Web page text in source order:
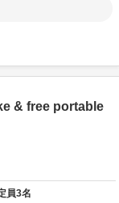
& free portable
員3名